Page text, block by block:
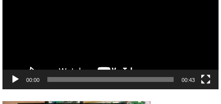
00:00 00:43